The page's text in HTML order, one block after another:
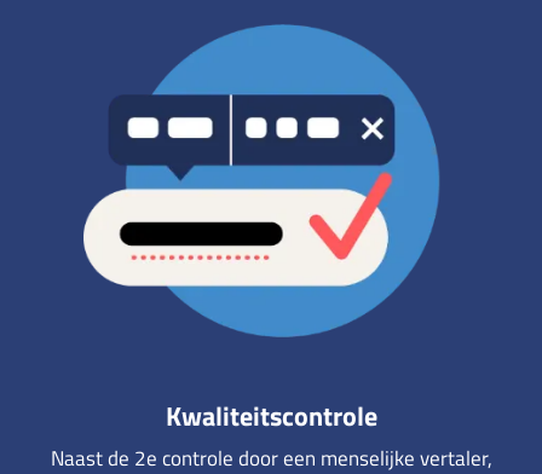
Kwaliteitscontrole
Naast de 2e controle door een menselijke vertaler,